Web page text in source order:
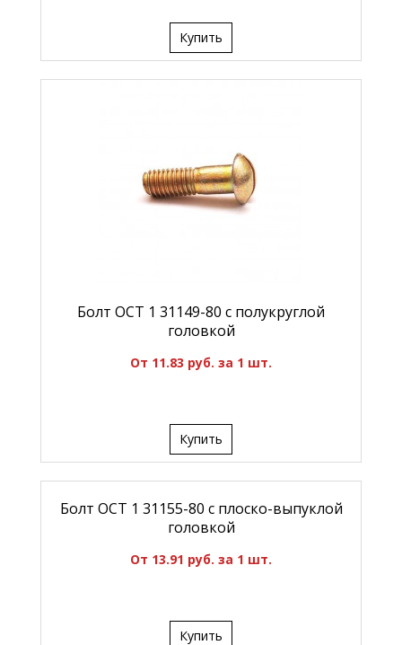
Купить
Болт ОСТ 1 31149-80 с полукруглой
головкой
От 11.83 руб. за 1 шт.
Купить
Болт ОСТ 1 31155-80 с плоско-выпуклой
головкой
От 13.91 руб. за 1 шт.
Купить